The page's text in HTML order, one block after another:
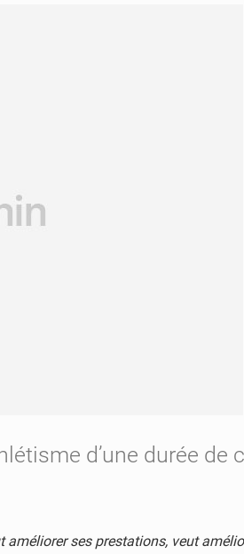
d’une durée de
ses prestations, veut